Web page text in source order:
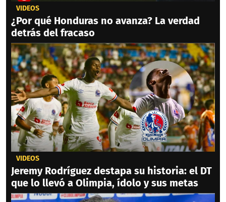
VIDEOS
¿Por qué Honduras no avanza? La verdad
detrás del fracaso
VIDEOS
Jeremy Rodríguez destapa su historia: el DT
que lo llevó a Olimpia, ídolo y sus metas